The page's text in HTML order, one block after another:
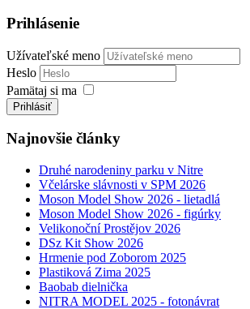
Prihlásenie
Užívateľské meno
Heslo
Pamätaj si ma
Prihlásiť
Najnovšie články
Druhé narodeniny parku v Nitre
Včelárske slávnosti v SPM 2026
Moson Model Show 2026 - lietadlá
Moson Model Show 2026 - figúrky
Velikonoční Prostějov 2026
DSz Kit Show 2026
Hrmenie pod Zoborom 2025
Plastiková Zima 2025
Baobab dielnička
NITRA MODEL 2025 - fotonávrat